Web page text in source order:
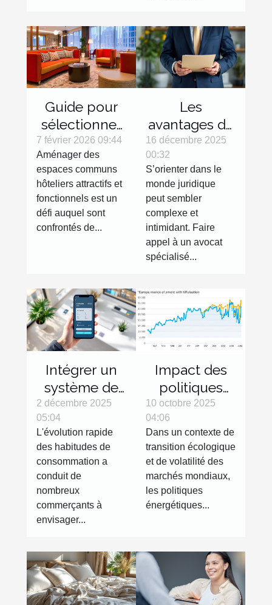
Guide pour
sélectionner
des sièges et
tables
adaptés aux
espaces
communs
hôteliers
7 février 2026 09:44
Aménager des
espaces communs
hôteliers attractifs et
fonctionnels est un
défi auquel sont
confrontés de...
Les
avantages de
consulter un
avocat
spécialisé
16 décembre 2025
00:32
S’orienter dans le
monde juridique
peut sembler
complexe et
intimidant. Faire
appel à un avocat
spécialisé...
Intégrer un
système de
paiement
fractionné :
bénéfices et
risques
2 décembre 2025
05:04
L'évolution rapide
des habitudes de
consommation a
conduit de
nombreux
commerçants à
envisager...
Impact des
politiques
énergétiques
sur les prix de
l'électricité en
Europe
10 octobre 2025
04:06
Dans un contexte de
transition écologique
et de volatilité des
marchés mondiaux,
les politiques
énergétiques...